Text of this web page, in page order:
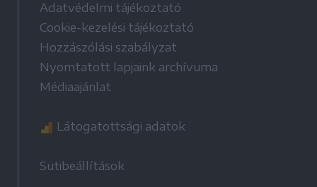
Adatvédelmi tájékoztató
Cookie-kezelési tájékoztató
Hozzászólási szabályzat
Nyomtatott lapjaink archívuma
Médiaajánlat
Látogatottsági adatok
Sütibeállítások